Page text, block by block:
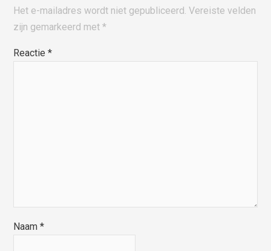
Het e-mailadres wordt niet gepubliceerd. Vereiste velden
zijn gemarkeerd met*
Reactie*
Naam*